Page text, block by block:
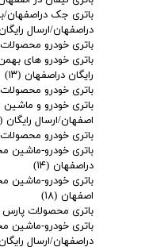
دراصفهان/ارسال
باتری خودرو
باتری خودرو های
رایگان دراصفهان (۱۳)
باتری خودرو
باتری خودرو و
اصفهان/ارسال رایگان (۹)
باتری خودرو محصولات
باتری خودرو-ماشین
دراصفهان (۱۴)
باتری خودرو-ماشین
اصفهان (۱۸)
باتری محصولات پارس
باتری خودرو-ماشین
دراصفهان/ارسال